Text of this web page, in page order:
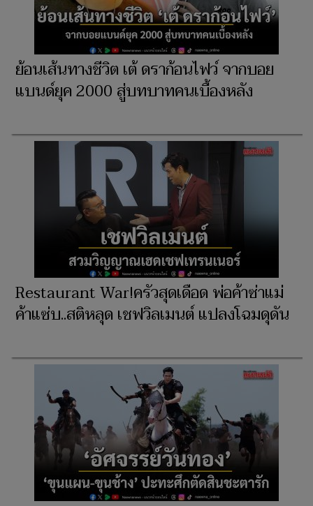
ย้อนเส้นทางชีวิต เต้ ดราก้อนไฟว์ จากบอย
แบนด์ยุค 2000 สู่บทบาทคนเบื้องหลัง
Restaurant War!ครัวสุดเดือด พ่อค้าซ่าแม่
ค้าแซ่บ..สติหลุด เชฟวิลเมนต์ แปลงโฉมดุดัน